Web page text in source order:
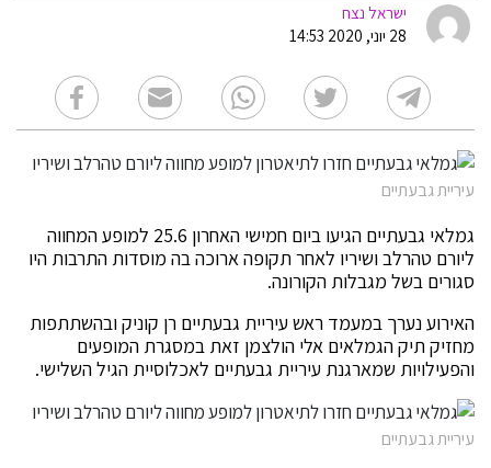
ישראל נצח
28 יוני, 2020 14:53
עיריית גבעתיים
גמלאי גבעתיים הגיעו ביום חמישי האחרון 25.6 למופע המחווה
ליורם טהרלב ושיריו לאחר תקופה ארוכה בה מוסדות התרבות היו
סגורים בשל מגבלות הקורונה.
האירוע נערך במעמד ראש עיריית גבעתיים רן קוניק ובהשתתפות
מחזיק תיק הגמלאים אלי הולצמן זאת במסגרת המופעים
והפעילויות שמארגנת עיריית גבעתיים לאכלוסיית הגיל השלישי.
עיריית גבעתיים